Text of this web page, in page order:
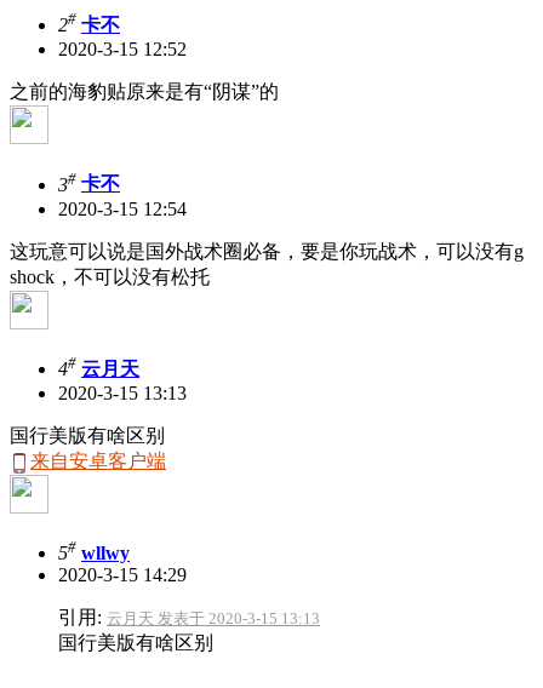
2# 卡不
2020-3-15 12:52
之前的海豹贴原来是有“阴谋”的
3# 卡不
2020-3-15 12:54
这玩意可以说是国外战术圈必备，要是你玩战术，可以没有g
shock，不可以没有松托
4# 云月天
2020-3-15 13:13
国行美版有啥区别
来自安卓客户端
5# wllwy
2020-3-15 14:29
引用: 云月天 发表于 2020-3-15 13:13
国行美版有啥区别